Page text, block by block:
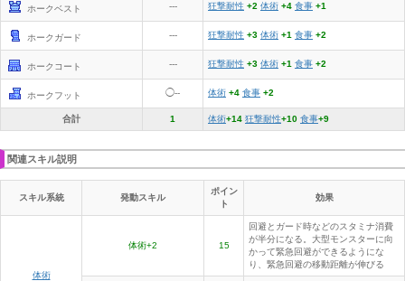
ホークベスト --- 狂撃耐性 +2 体術 +4 食事 +1
ホークガード --- 狂撃耐性 +3 体術 +1 食事 +2
ホークコート --- 狂撃耐性 +3 体術 +1 食事 +2
ホークフット ◯-- 体術 +4 食事 +2
合計 1 体術+14 狂撃耐性+10 食事+9
関連スキル説明
スキル系統 発動スキル
ポイン
ト
効果
体術
体術+2 15
回避とガード時などのスタミナ消費
が半分になる。大型モンスターに向
かって緊急回避ができるようにな
り、緊急回避の移動距離が伸びる